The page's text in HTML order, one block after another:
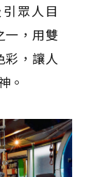
眾人目
一，用雙
，讓人
。